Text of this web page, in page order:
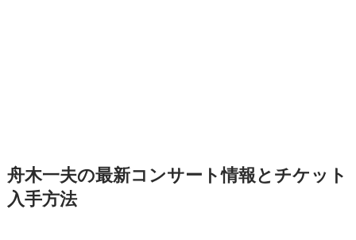
舟木一夫の最新コンサート情報とチケット
入手方法